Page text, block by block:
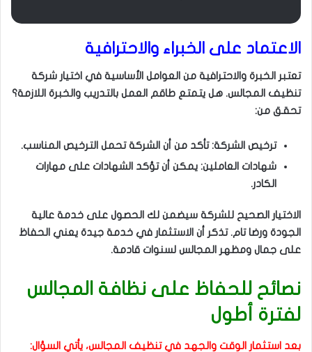
الاعتماد على الخبراء والاحترافية
تعتبر الخبرة والاحترافية من العوامل الأساسية في اختيار شركة
تنظيف المجالس. هل يتمتع طاقم العمل بالتدريب والخبرة اللازمة؟
تحقق من:
ترخيص الشركة: تأكد من أن الشركة تحمل الترخيص المناسب.
شهادات العاملين: يمكن أن تؤكد الشهادات على مهارات
الكادر.
الاختيار الصحيح للشركة سيضمن لك الحصول على خدمة عالية
الجودة ورضا تام. تذكر أن الاستثمار في خدمة جيدة يعني الحفاظ
على جمال ومظهر المجالس لسنوات قادمة.
نصائح للحفاظ على نظافة المجالس
لفترة أطول
بعد استثمار الوقت والجهد في تنظيف المجالس، يأتي السؤال: